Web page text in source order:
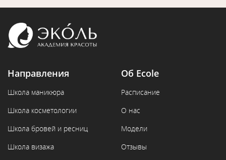
Направления
Школа маникюра
Школа косметологии
Школа бровей и ресниц
Школа визажа
Об Ecole
Расписание
О нас
Модели
Отзывы